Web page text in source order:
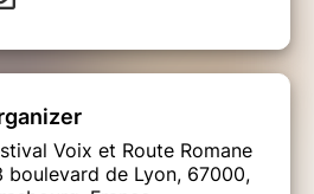
Voix et Route Romane
boulevard de Lyon, 67000,